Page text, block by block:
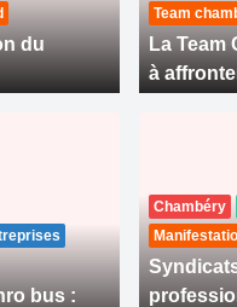
du
Team
La Team
à
bus :
Chambéry